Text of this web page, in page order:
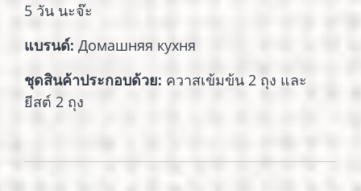
5 วัน นะจ๊ะ
แบรนด์: Домашняя кухня
ชุดสินค้าประกอบด้วย: ควาสเข้มข้น 2 ถุง และ
ยีสต์ 2 ถุง